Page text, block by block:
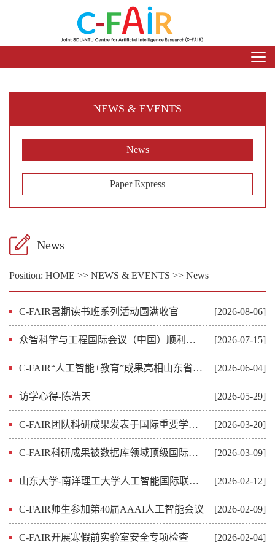
NEWS & EVENTS
News
Paper Express
News
Position: HOME >> NEWS & EVENTS >> News
C-FAIR暑期读书班系列活动圆满收官 [2026-08-06]
众智科学与工程国际会议（中国）顺利举办 [2026-07-15]
C-FAIR“人工智能+教育”成果亮相山东省中小学科创教育大会 [2026-06-04]
访学心得-陈浩天 [2026-05-29]
C-FAIR团队科研成果发表于国际重要学术期刊DSE [2026-03-20]
C-FAIR科研成果被数据库领域顶级国际会议SIGMOD 2026录用 [2026-03-09]
山东大学-南洋理工大学人工智能国际联合研究院（C-FAIR）2025年十大亮点工作 [2026-02-12]
C-FAIR师生参加第40届AAAI人工智能会议 [2026-02-09]
C-FAIR开展寒假前实验室安全专项检查 [2026-02-04]